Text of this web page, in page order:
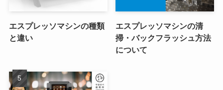
エスプレッソマシンの種類
と違い
エスプレッソマシンの清
掃・バックフラッシュ方法
について